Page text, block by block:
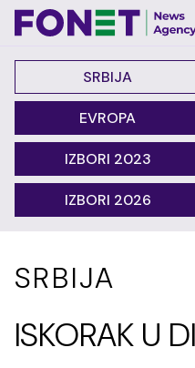
SRBIJA
EVROPA
IZBORI 2023
IZBORI 2026
SRBIJA
ISKORAK U